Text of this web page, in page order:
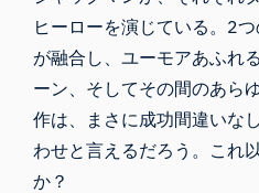
ヒーローを演じている。2
が融合し、ユーモアあふれ
ーン、そしてその間のあら
作は、まさに成功間違いな
わせと言えるだろう。これ
か？